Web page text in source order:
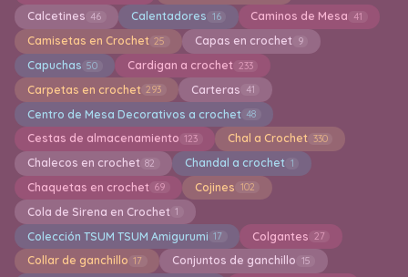
Calcetines 46 Calentadores 16 Caminos de Mesa 41
Camisetas en Crochet 25 Capas en crochet 9
Capuchas 50 Cardigan a crochet 233
Carpetas en crochet 293 Carteras 41
Centro de Mesa Decorativos a crochet 48
Cestas de almacenamiento 123 Chal a Crochet 330
Chalecos en crochet 82 Chandal a crochet 1
Chaquetas en crochet 69 Cojines 102
Cola de Sirena en Crochet 1
Colección TSUM TSUM Amigurumi 17 Colgantes 27
Collar de ganchillo 17 Conjuntos de ganchillo 15